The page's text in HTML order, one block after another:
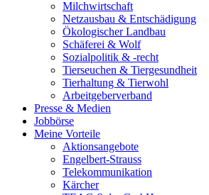
Milchwirtschaft
Netzausbau & Entschädigung
Ökologischer Landbau
Schäferei & Wolf
Sozialpolitik & -recht
Tierseuchen & Tiergesundheit
Tierhaltung & Tierwohl
Arbeitgeberverband
Presse & Medien
Jobbörse
Meine Vorteile
Aktionsangebote
Engelbert-Strauss
Telekommunikation
Kärcher